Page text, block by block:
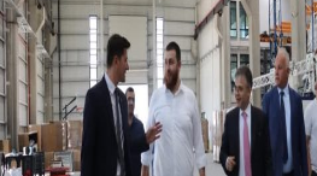
Marmara OSB Müteşebbis Heyeti
Toplantısı gerçekleştirildi